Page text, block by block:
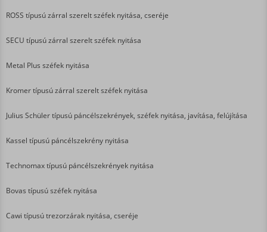
ROSS típusú zárral szerelt széfek nyitása, cseréje
SECU típusú zárral szerelt széfek nyitása
Metal Plus széfek nyitása
Kromer típusú zárral szerelt széfek nyitása
Julius Schüler típusú páncélszekrények, széfek nyitása, javítása, felújítása
Kassel típusú páncélszekrény nyitása
Technomax típusú páncélszekrények nyitása
Bovas típusú széfek nyitása
Cawi típusú trezorzárak nyitása, cseréje